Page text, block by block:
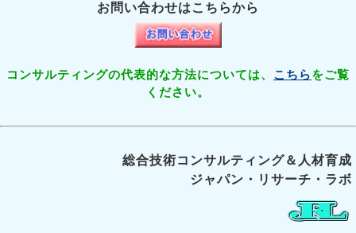
お問い合わせはこちらから
コンサルティングの代表的な方法については、 こちらをご覧
ください。
総合技術コンサルティング＆人材育成
ジャパン・リサーチ・ラボ